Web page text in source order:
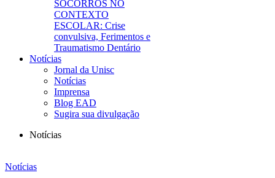
SOCORROS NO
CONTEXTO
ESCOLAR: Crise
convulsiva, Ferimentos e
Traumatismo Dentário
Notícias
Jornal da Unisc
Notícias
Imprensa
Blog EAD
Sugira sua divulgação
Notícias
Notícias